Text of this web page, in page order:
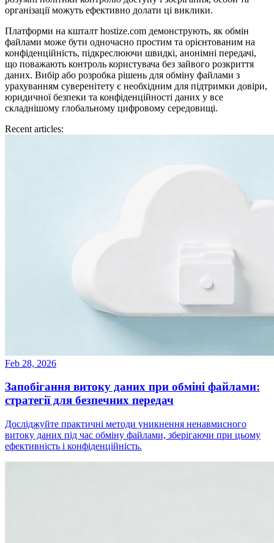
організації можуть ефективно долати ці виклики.
Платформи на кшталт hostize.com демонструють, як обмін
файлами може бути одночасно простим та орієнтованим на
конфіденційність, підкреслюючи швидкі, анонімні передачі,
що поважають контроль користувача без зайвого розкриття
даних. Вибір або розробка рішень для обміну файлами з
урахуванням суверенітету є необхідним для підтримки довіри,
юридичної безпеки та конфіденційності даних у все
складнішому глобальному цифровому середовищі.
Recent articles:
Feb 28, 2026
Запобігання витоку даних при обміні файлами:
стратегії для безпечних передач
Досліджуйте практичні методи уникнення ненавмисного
витоку даних під час обміну файлами, зберігаючи при цьому
ефективність і конфіденційність.